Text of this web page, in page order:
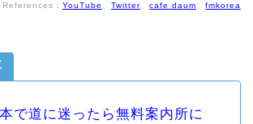
References： YouTube 、 Twitter、 cafe daum、 fmkorea
で道に迷ったら無料案内所に